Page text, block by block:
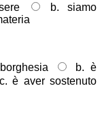
b. siamo
b. è
c. è aver sostenuto